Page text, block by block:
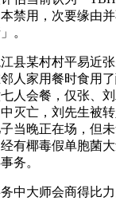
禁用，次要缘由
。
某村村平易近张
人家用餐时食用
人会餐，仅张、
灭亡，刘先生被
当晚正在场，但
有椰毒假单胞菌
务。
大师会商得比力